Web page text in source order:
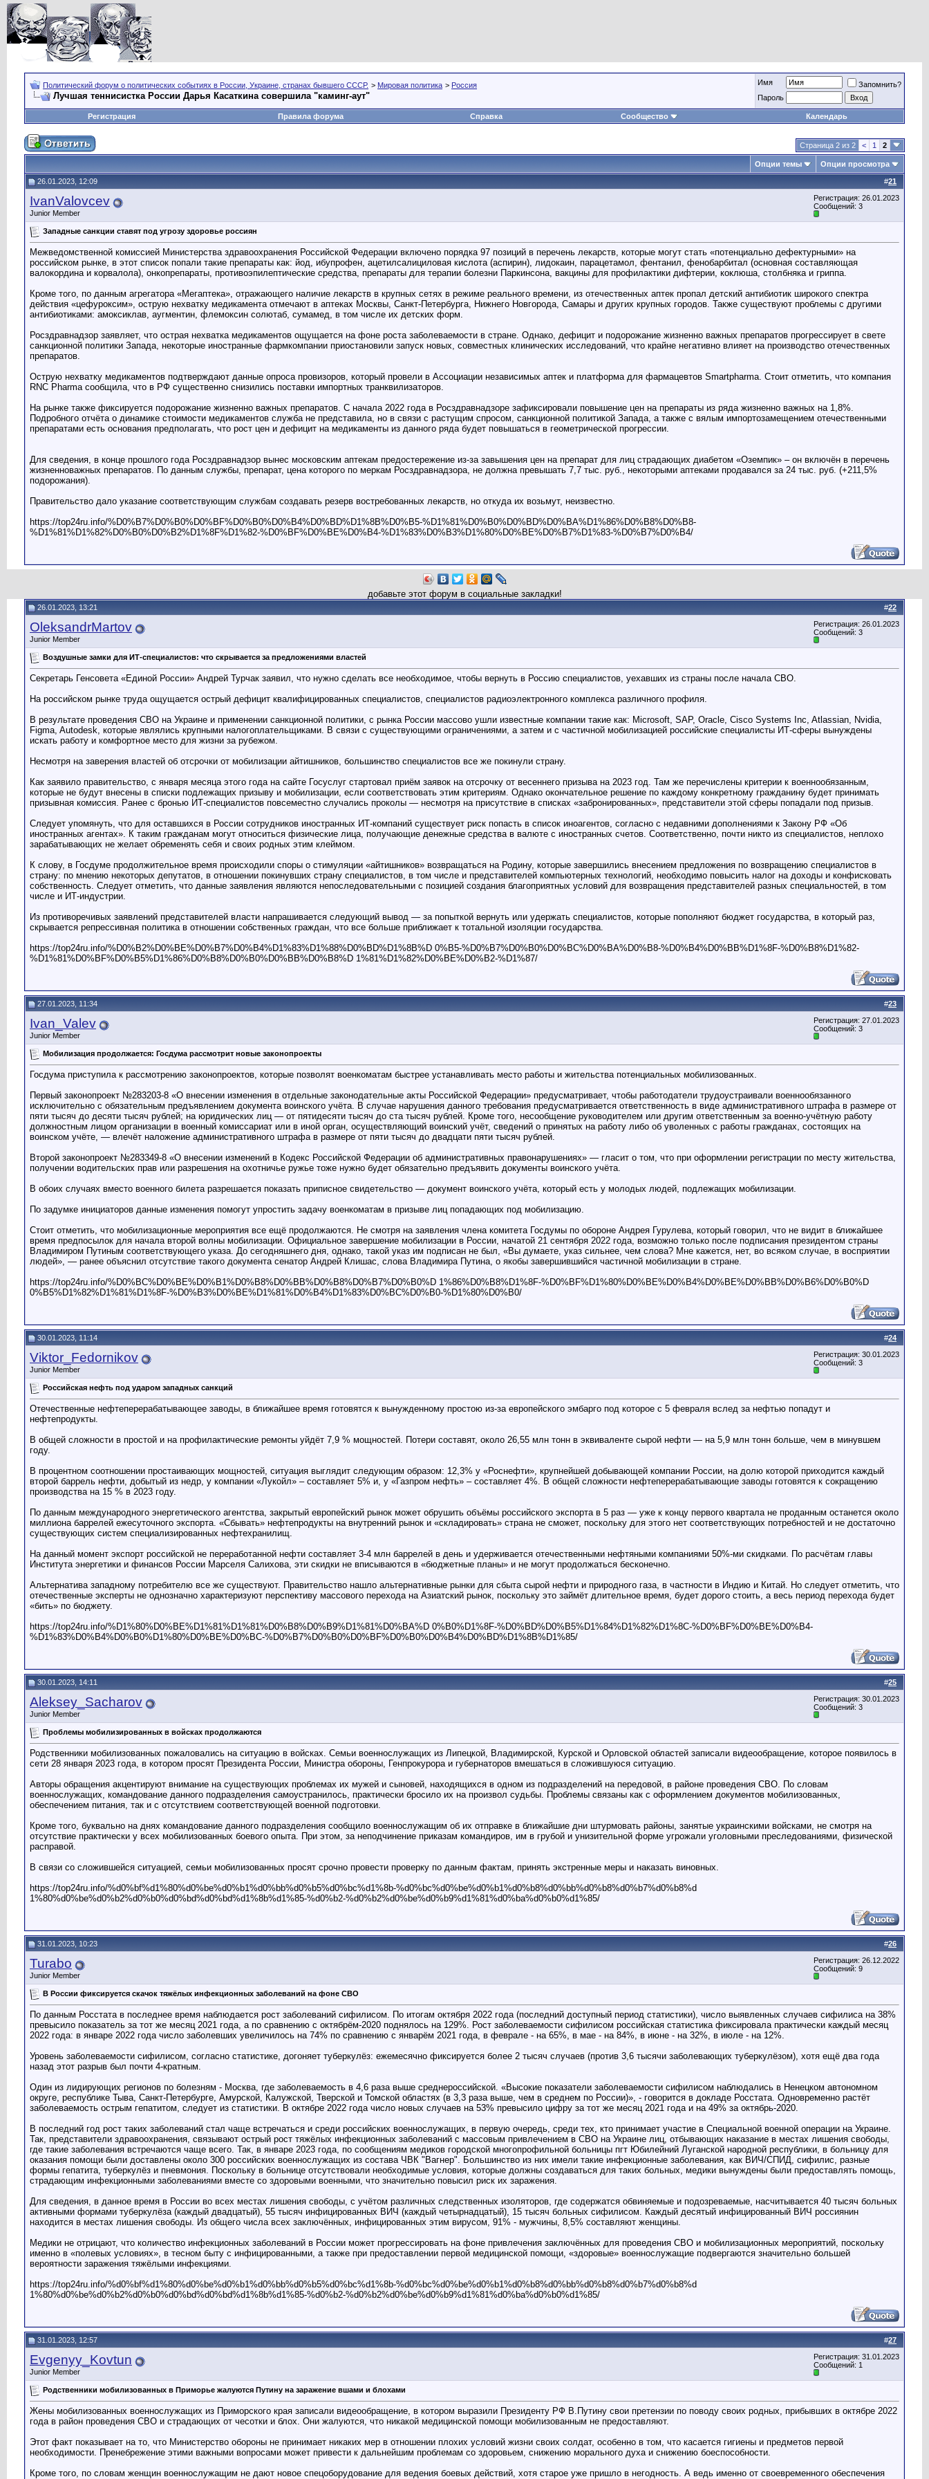
Политический форум о политических событиях в России, Украине, странах бывшего СССР. > Мировая политика > Россия
Лучшая теннисистка России Дарья Касаткина совершила "каминг-аут"
Имя
Запомнить?
Пароль
Регистрация Правила форума Справка Сообщество Календарь
Страница 2 из 2 < 1 2
Опции темы Опции просмотра
#21
26.01.2023, 12:09
IvanValovcev
Junior Member
Регистрация: 26.01.2023
Сообщений: 3
Западные санкции ставят под угрозу здоровье россиян
Межведомственной комиссией Министерства здравоохранения Российской Федерации включено порядка 97 позиций в перечень лекарств, которые могут стать «потенциально дефектурными» на
российском рынке, в этот список попали такие препараты как: йод, ибупрофен, ацетилсалициловая кислота (аспирин), лидокаин, парацетамол, фентанил, фенобарбитал (основная составляющая
валокордина и корвалола), онкопрепараты, противоэпилептические средства, препараты для терапии болезни Паркинсона, вакцины для профилактики дифтерии, коклюша, столбняка и гриппа.
Кроме того, по данным агрегатора «Мегаптека», отражающего наличие лекарств в крупных сетях в режиме реального времени, из отечественных аптек пропал детский антибиотик широкого спектра
действия «цефуроксим», острую нехватку медикамента отмечают в аптеках Москвы, Санкт-Петербурга, Нижнего Новгорода, Самары и других крупных городов. Также существуют проблемы с другими
антибиотиками: амоксиклав, аугментин, флемоксин солютаб, сумамед, в том числе их детских форм.
Росздравнадзор заявляет, что острая нехватка медикаментов ощущается на фоне роста заболеваемости в стране. Однако, дефицит и подорожание жизненно важных препаратов прогрессирует в свете
санкционной политики Запада, некоторые иностранные фармкомпании приостановили запуск новых, совместных клинических исследований, что крайне негативно влияет на производство отечественных
препаратов.
Острую нехватку медикаментов подтверждают данные опроса провизоров, который провели в Ассоциации независимых аптек и платформа для фармацевтов Smartpharma. Стоит отметить, что компания
RNC Pharma сообщила, что в РФ существенно снизились поставки импортных транквилизаторов.
На рынке также фиксируется подорожание жизненно важных препаратов. С начала 2022 года в Росздравнадзоре зафиксировали повышение цен на препараты из ряда жизненно важных на 1,8%.
Подробного отчёта о динамике стоимости медикаментов служба не представила, но в связи с растущим спросом, санкционной политикой Запада, а также с вялым импортозамещением отечественными
препаратами есть основания предполагать, что рост цен и дефицит на медикаменты из данного ряда будет повышаться в геометрической прогрессии.
Для сведения, в конце прошлого года Росздравнадзор вынес московским аптекам предостережение из-за завышения цен на препарат для лиц страдающих диабетом «Оземпик» – он включён в перечень
жизненноважных препаратов. По данным службы, препарат, цена которого по меркам Росздравнадзора, не должна превышать 7,7 тыс. руб., некоторыми аптеками продавался за 24 тыс. руб. (+211,5%
подорожания).
Правительство дало указание соответствующим службам создавать резерв востребованных лекарств, но откуда их возьмут, неизвестно.
https://top24ru.info/%D0%B7%D0%B0%D0%BF%D0%B0%D0%B4%D0%BD%D1%8B%D0%B5-%D1%81%D0%B0%D0%BD%D0%BA%D1%86%D0%B8%D0%B8-
%D1%81%D1%82%D0%B0%D0%B2%D1%8F%D1%82-%D0%BF%D0%BE%D0%B4-%D1%83%D0%B3%D1%80%D0%BE%D0%B7%D1%83-%D0%B7%D0%B4/
добавьте этот форум в социальные закладки!
#22
26.01.2023, 13:21
OleksandrMartov
Junior Member
Регистрация: 26.01.2023
Сообщений: 3
Воздушные замки для ИТ-специалистов: что скрывается за предложениями властей
Секретарь Генсовета «Единой России» Андрей Турчак заявил, что нужно сделать все необходимое, чтобы вернуть в Россию специалистов, уехавших из страны после начала СВО.
На российском рынке труда ощущается острый дефицит квалифицированных специалистов, специалистов радиоэлектронного комплекса различного профиля.
В результате проведения СВО на Украине и применении санкционной политики, с рынка России массово ушли известные компании такие как: Microsoft, SAP, Oracle, Cisco Systems Inc, Atlassian, Nvidia,
Figma, Autodesk, которые являлись крупными налогоплательщиками. В связи с существующими ограничениями, а затем и с частичной мобилизацией российские специалисты ИТ-сферы вынуждены
искать работу и комфортное место для жизни за рубежом.
Несмотря на заверения властей об отсрочки от мобилизации айтишников, большинство специалистов все же покинули страну.
Как заявило правительство, с января месяца этого года на сайте Госуслуг стартовал приём заявок на отсрочку от весеннего призыва на 2023 год. Там же перечислены критерии к военнообязанным,
которые не будут внесены в списки подлежащих призыву и мобилизации, если соответствовать этим критериям. Однако окончательное решение по каждому конкретному гражданину будет принимать
призывная комиссия. Ранее с бронью ИТ-специалистов повсеместно случались проколы — несмотря на присутствие в списках «забронированных», представители этой сферы попадали под призыв.
Следует упомянуть, что для оставшихся в России сотрудников иностранных ИТ-компаний существует риск попасть в список иноагентов, согласно с недавними дополнениями к Закону РФ «Об
иностранных агентах». К таким гражданам могут относиться физические лица, получающие денежные средства в валюте с иностранных счетов. Соответственно, почти никто из специалистов, неплохо
зарабатывающих не желает обременять себя и своих родных этим клеймом.
К слову, в Госдуме продолжительное время происходили споры о стимуляции «айтишников» возвращаться на Родину, которые завершились внесением предложения по возвращению специалистов в
страну: по мнению некоторых депутатов, в отношении покинувших страну специалистов, в том числе и представителей компьютерных технологий, необходимо повысить налог на доходы и конфисковать
собственность. Следует отметить, что данные заявления являются непоследовательными с позицией создания благоприятных условий для возвращения представителей разных специальностей, в том
числе и ИТ-индустрии.
Из противоречивых заявлений представителей власти напрашивается следующий вывод — за попыткой вернуть или удержать специалистов, которые пополняют бюджет государства, в который раз,
скрывается репрессивная политика в отношении собственных граждан, что все больше приближает к тотальной изоляции государства.
https://top24ru.info/%D0%B2%D0%BE%D0%B7%D0%B4%D1%83%D1%88%D0%BD%D1%8B%D 0%B5-%D0%B7%D0%B0%D0%BC%D0%BA%D0%B8-%D0%B4%D0%BB%D1%8F-%D0%B8%D1%82-
%D1%81%D0%BF%D0%B5%D1%86%D0%B8%D0%B0%D0%BB%D0%B8%D 1%81%D1%82%D0%BE%D0%B2-%D1%87/
#23
27.01.2023, 11:34
Ivan_Valev
Junior Member
Регистрация: 27.01.2023
Сообщений: 3
Мобилизация продолжается: Госдума рассмотрит новые законопроекты
Госдума приступила к рассмотрению законопроектов, которые позволят военкоматам быстрее устанавливать место работы и жительства потенциальных мобилизованных.
Первый законопроект №283203-8 «О внесении изменения в отдельные законодательные акты Российской Федерации» предусматривает, чтобы работодатели трудоустраивали военнообязанного
исключительно с обязательным предъявлением документа воинского учёта. В случае нарушения данного требования предусматривается ответственность в виде административного штрафа в размере от
пяти тысяч до десяти тысяч рублей; на юридических лиц — от пятидесяти тысяч до ста тысяч рублей. Кроме того, несообщение руководителем или другим ответственным за военно-учётную работу
должностным лицом организации в военный комиссариат или в иной орган, осуществляющий воинский учёт, сведений о принятых на работу либо об уволенных с работы гражданах, состоящих на
воинском учёте, — влечёт наложение административного штрафа в размере от пяти тысяч до двадцати пяти тысяч рублей.
Второй законопроект №283349-8 «О внесении изменений в Кодекс Российской Федерации об административных правонарушениях» — гласит о том, что при оформлении регистрации по месту жительства,
получении водительских прав или разрешения на охотничье ружье тоже нужно будет обязательно предъявить документы воинского учёта.
В обоих случаях вместо военного билета разрешается показать приписное свидетельство — документ воинского учёта, который есть у молодых людей, подлежащих мобилизации.
По задумке инициаторов данные изменения помогут упростить задачу военкоматам в призыве лиц попадающих под мобилизацию.
Стоит отметить, что мобилизационные мероприятия все ещё продолжаются. Не смотря на заявления члена комитета Госдумы по обороне Андрея Гурулева, который говорил, что не видит в ближайшее
время предпосылок для начала второй волны мобилизации. Официальное завершение мобилизации в России, начатой 21 сентября 2022 года, возможно только после подписания президентом страны
Владимиром Путиным соответствующего указа. До сегодняшнего дня, однако, такой указ им подписан не был, «Вы думаете, указ сильнее, чем слова? Мне кажется, нет, во всяком случае, в восприятии
людей», — ранее объяснил отсутствие такого документа сенатор Андрей Клишас, слова Владимира Путина, о якобы завершившийся частичной мобилизации в стране.
https://top24ru.info/%D0%BC%D0%BE%D0%B1%D0%B8%D0%BB%D0%B8%D0%B7%D0%B0%D 1%86%D0%B8%D1%8F-%D0%BF%D1%80%D0%BE%D0%B4%D0%BE%D0%BB%D0%B6%D0%B0%D
0%B5%D1%82%D1%81%D1%8F-%D0%B3%D0%BE%D1%81%D0%B4%D1%83%D0%BC%D0%B0-%D1%80%D0%B0/
#24
30.01.2023, 11:14
Viktor_Fedornikov
Junior Member
Регистрация: 30.01.2023
Сообщений: 3
Российская нефть под ударом западных санкций
Отечественные нефтеперерабатывающее заводы, в ближайшее время готовятся к вынужденному простою из-за европейского эмбарго под которое с 5 февраля вслед за нефтью попадут и
нефтепродукты.
В общей сложности в простой и на профилактические ремонты уйдёт 7,9 % мощностей. Потери составят, около 26,55 млн тонн в эквиваленте сырой нефти — на 5,9 млн тонн больше, чем в минувшем
году.
В процентном соотношении простаивающих мощностей, ситуация выглядит следующим образом: 12,3% у «Роснефти», крупнейшей добывающей компании России, на долю которой приходится каждый
второй баррель нефти, добытый из недр, у компании «Лукойл» – составляет 5% и, у «Газпром нефть» – составляет 4%. В общей сложности нефтеперерабатывающие заводы готовятся к сокращению
производства на 15 % в 2023 году.
По данным международного энергетического агентства, закрытый европейский рынок может обрушить объёмы российского экспорта в 5 раз — уже к концу первого квартала не проданным останется около
миллиона баррелей ежесуточного экспорта. «Сбывать» нефтепродукты на внутренний рынок и «складировать» страна не сможет, поскольку для этого нет соответствующих потребностей и не достаточно
существующих систем специализированных нефтехранилищ.
На данный момент экспорт российской не переработанной нефти составляет 3-4 млн баррелей в день и удерживается отечественными нефтяными компаниями 50%-ми скидками. По расчётам главы
Института энергетики и финансов России Марселя Салихова, эти скидки не вписываются в «бюджетные планы» и не могут продолжаться бесконечно.
Альтернатива западному потребителю все же существуют. Правительство нашло альтернативные рынки для сбыта сырой нефти и природного газа, в частности в Индию и Китай. Но следует отметить, что
отечественные эксперты не однозначно характеризуют перспективу массового перехода на Азиатский рынок, поскольку это займёт длительное время, будет дорого стоить, а весь период перехода будет
«бить» по бюджету.
https://top24ru.info/%D1%80%D0%BE%D1%81%D1%81%D0%B8%D0%B9%D1%81%D0%BA%D 0%B0%D1%8F-%D0%BD%D0%B5%D1%84%D1%82%D1%8C-%D0%BF%D0%BE%D0%B4-
%D1%83%D0%B4%D0%B0%D1%80%D0%BE%D0%BC-%D0%B7%D0%B0%D0%BF%D0%B0%D0%B4%D0%BD%D1%8B%D1%85/
#25
30.01.2023, 14:11
Aleksey_Sacharov
Junior Member
Регистрация: 30.01.2023
Сообщений: 3
Проблемы мобилизированных в войсках продолжаются
Родственники мобилизованных пожаловались на ситуацию в войсках. Семьи военнослужащих из Липецкой, Владимирской, Курской и Орловской областей записали видеообращение, которое появилось в
сети 28 января 2023 года, в котором просят Президента России, Министра обороны, Генпрокурора и губернаторов вмешаться в сложившуюся ситуацию.
Авторы обращения акцентируют внимание на существующих проблемах их мужей и сыновей, находящихся в одном из подразделений на передовой, в районе проведения СВО. По словам
военнослужащих, командование данного подразделения самоустранилось, практически бросило их на произвол судьбы. Проблемы связаны как с оформлением документов мобилизованных,
обеспечением питания, так и с отсутствием соответствующей военной подготовки.
Кроме того, буквально на днях командование данного подразделения сообщило военнослужащим об их отправке в ближайшие дни штурмовать районы, занятые украинскими войсками, не смотря на
отсутствие практически у всех мобилизованных боевого опыта. При этом, за неподчинение приказам командиров, им в грубой и унизительной форме угрожали уголовными преследованиями, физической
расправой.
В связи со сложившейся ситуацией, семьи мобилизованных просят срочно провести проверку по данным фактам, принять экстренные меры и наказать виновных.
https://top24ru.info/%d0%bf%d1%80%d0%be%d0%b1%d0%bb%d0%b5%d0%bc%d1%8b-%d0%bc%d0%be%d0%b1%d0%b8%d0%bb%d0%b8%d0%b7%d0%b8%d
1%80%d0%be%d0%b2%d0%b0%d0%bd%d0%bd%d1%8b%d1%85-%d0%b2-%d0%b2%d0%be%d0%b9%d1%81%d0%ba%d0%b0%d1%85/
#26
31.01.2023, 10:23
Turabo
Junior Member
Регистрация: 26.12.2022
Сообщений: 9
В России фиксируется скачок тяжёлых инфекционных заболеваний на фоне СВО
По данным Росстата в последнее время наблюдается рост заболеваний сифилисом. По итогам октября 2022 года (последний доступный период статистики), число выявленных случаев сифилиса на 38%
превысило показатель за тот же месяц 2021 года, а по сравнению с октябрём-2020 поднялось на 129%. Рост заболеваемости сифилисом российская статистика фиксировала практически каждый месяц
2022 года: в январе 2022 года число заболевших увеличилось на 74% по сравнению с январём 2021 года, в феврале - на 65%, в мае - на 84%, в июне - на 32%, в июле - на 12%.
Уровень заболеваемости сифилисом, согласно статистике, догоняет туберкулёз: ежемесячно фиксируется более 2 тысяч случаев (против 3,6 тысячи заболевающих туберкулёзом), хотя ещё два года
назад этот разрыв был почти 4-кратным.
Один из лидирующих регионов по болезням - Москва, где заболеваемость в 4,6 раза выше среднероссийской. «Высокие показатели заболеваемости сифилисом наблюдались в Ненецком автономном
округе, республике Тыва, Санкт-Петербурге, Амурской, Калужской, Тверской и Томской областях (в 3,3 раза выше, чем в среднем по России)», - говорится в докладе Росстата. Одновременно растёт
заболеваемость острым гепатитом, следует из статистики. В октябре 2022 года число новых случаев на 53% превысило цифру за тот же месяц 2021 года и на 49% за октябрь-2020.
В последний год рост таких заболеваний стал чаще встречаться и среди российских военнослужащих, в первую очередь, среди тех, кто принимает участие в Специальной военной операции на Украине.
Так, представители здравоохранения, связывают острый рост тяжёлых инфекционных заболеваний с массовым привлечением в СВО на Украине лиц, отбывающих наказание в местах лишения свободы,
где такие заболевания встречаются чаще всего. Так, в январе 2023 года, по сообщениям медиков городской многопрофильной больницы пгт Юбилейний Луганской народной республики, в больницу для
оказания помощи были доставлены около 300 российских военнослужащих из состава ЧВК "Вагнер". Большинство из них имели такие инфекционные заболевания, как ВИЧ/СПИД, сифилис, разные
формы гепатита, туберкулёз и пневмония. Поскольку в больнице отсутствовали необходимые условия, которые должны создаваться для таких больных, медики вынуждены были предоставлять помощь,
страдающим инфекционными заболеваниями вместе со здоровыми военными, что значительно повысил риск их заражения.
Для сведения, в данное время в России во всех местах лишения свободы, с учётом различных следственных изоляторов, где содержатся обвиняемые и подозреваемые, насчитывается 40 тысяч больных
активными формами туберкулёза (каждый двадцатый), 55 тысяч инфицированных ВИЧ (каждый четырнадцатый), 15 тысяч больных сифилисом. Каждый десятый инфицированный ВИЧ россиянин
находится в местах лишения свободы. Из общего числа всех заключённых, инфицированных этим вирусом, 91% - мужчины, 8,5% составляют женщины.
Медики не отрицают, что количество инфекционных заболеваний в России может прогрессировать на фоне привлечения заключённых для проведения СВО и мобилизационных мероприятий, поскольку
именно в «полевых условиях», в тесном быту с инфицированными, а также при предоставлении первой медицинской помощи, «здоровые» военнослужащие подвергаются значительно большей
вероятности заражения тяжёлыми инфекциями.
https://top24ru.info/%d0%bf%d1%80%d0%be%d0%b1%d0%bb%d0%b5%d0%bc%d1%8b-%d0%bc%d0%be%d0%b1%d0%b8%d0%bb%d0%b8%d0%b7%d0%b8%d
1%80%d0%be%d0%b2%d0%b0%d0%bd%d0%bd%d1%8b%d1%85-%d0%b2-%d0%b2%d0%be%d0%b9%d1%81%d0%ba%d0%b0%d1%85/
#27
31.01.2023, 12:57
Evgenyy_Kovtun
Junior Member
Регистрация: 31.01.2023
Сообщений: 1
Родственники мобилизованных в Приморье жалуются Путину на заражение вшами и блохами
Жены мобилизованных военнослужащих из Приморского края записали видеообращение, в котором выразили Президенту РФ В.Путину свои претензии по поводу своих родных, прибывших в октябре 2022
года в район проведения СВО и страдающих от чесотки и блох. Они жалуются, что никакой медицинской помощи мобилизованным не предоставляют.
Этот факт показывает на то, что Министерство обороны не принимает никаких мер в отношении плохих условий жизни своих солдат, особенно в том, что касается гигиены и предметов первой
необходимости. Пренебрежение этими важными вопросами может привести к дальнейшим проблемам со здоровьем, снижению морального духа и снижению боеспособности.
Кроме того, по словам женщин военнослужащим не дают новое спецоборудование для ведения боевых действий, хотя старое уже пришло в негодность. А ведь именно от своевременного обеспечения